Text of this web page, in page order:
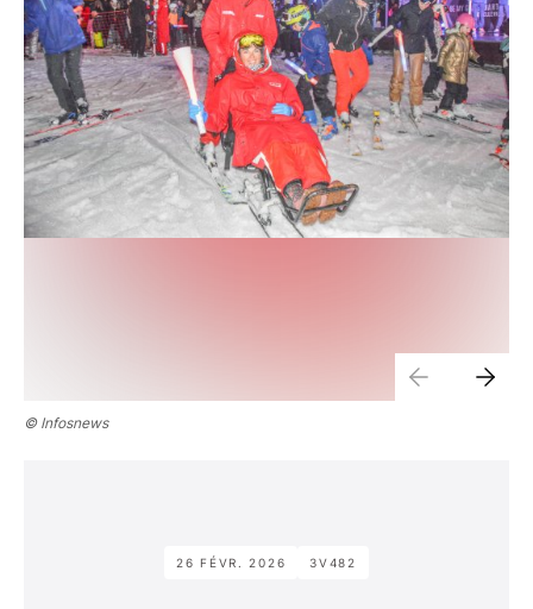
© Infosnews
26 FÉVR. 2026 3V482